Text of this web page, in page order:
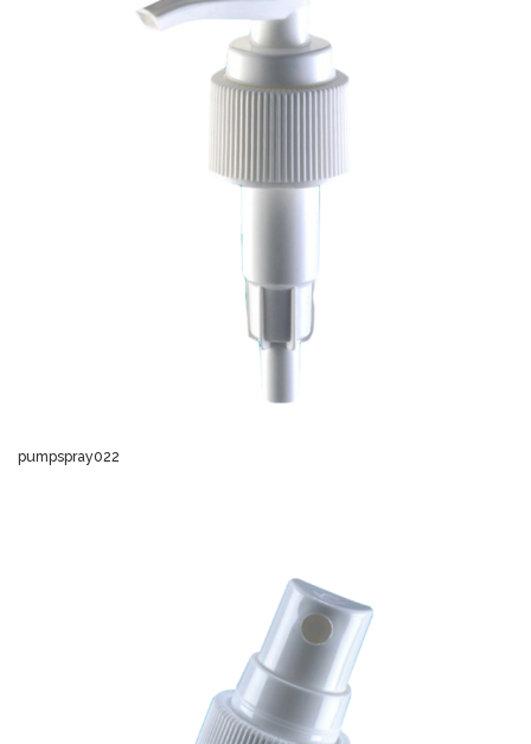
pumpspray022